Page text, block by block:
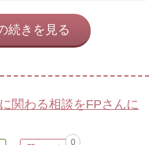
続きを見る
関わる相談をFPさんに
0